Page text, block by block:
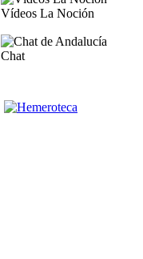
Vídeos La Noción
Chat